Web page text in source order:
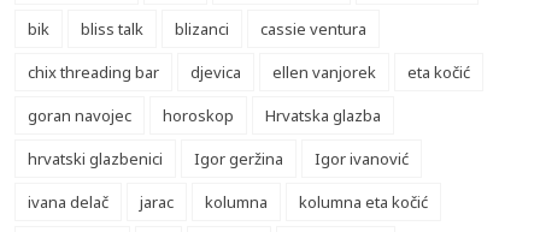
bik
bliss talk blizanci
cassie ventura
chix threading bar
djevica ellen vanjorek
eta kočić
goran navojec
horoskop
Hrvatska glazba
hrvatski glazbenici
Igor geržina
Igor ivanović
ivana delač
jarac kolumna
kolumna eta kočić